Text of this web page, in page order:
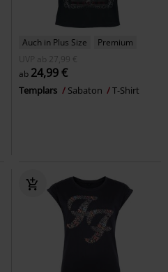
Auch in Plus Size
Premium
UVP
ab 27,99 €
ab 24,99 €
Templars Sabaton T-Shirt